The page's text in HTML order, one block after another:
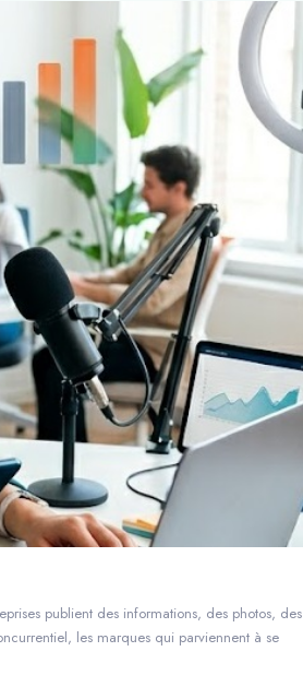
publient des informations, des photos, des
les marques qui parviennent à se